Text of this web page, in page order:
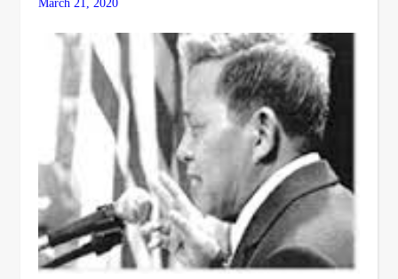
March 21, 2020